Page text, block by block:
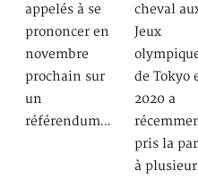
appelés à se
prononcer en
novembre
prochain sur
un
référendum…
cheval
Jeux
de Tokyo
2020 a
pris la
à